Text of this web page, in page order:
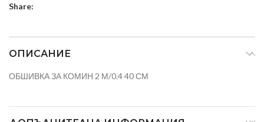
Share:
ОПИСАНИЕ
ОБШИВКА ЗА КОМИН 2 М/0.4 40 СМ